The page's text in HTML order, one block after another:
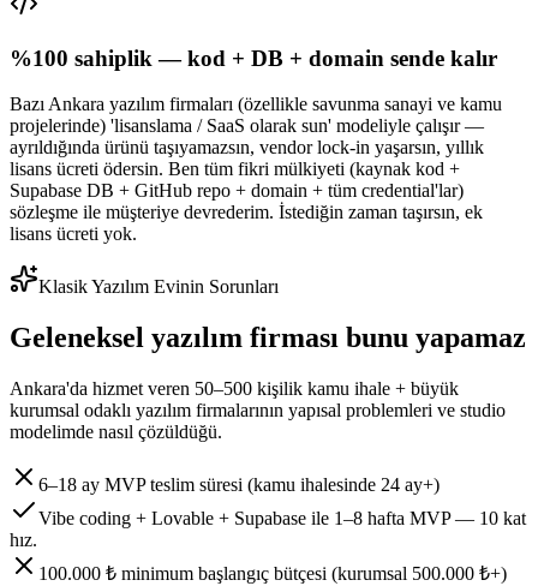
%100 sahiplik — kod + DB + domain sende kalır
Bazı Ankara yazılım firmaları (özellikle savunma sanayi ve kamu
projelerinde) 'lisanslama / SaaS olarak sun' modeliyle çalışır —
ayrıldığında ürünü taşıyamazsın, vendor lock-in yaşarsın, yıllık
lisans ücreti ödersin. Ben tüm fikri mülkiyeti (kaynak kod +
Supabase DB + GitHub repo + domain + tüm credential'lar)
sözleşme ile müşteriye devrederim. İstediğin zaman taşırsın, ek
lisans ücreti yok.
Klasik Yazılım Evinin Sorunları
Geleneksel yazılım firması bunu yapamaz
Ankara'da hizmet veren 50–500 kişilik kamu ihale + büyük
kurumsal odaklı yazılım firmalarının yapısal problemleri ve studio
modelimde nasıl çözüldüğü.
6–18 ay MVP teslim süresi (kamu ihalesinde 24 ay+)
Vibe coding + Lovable + Supabase ile 1–8 hafta MVP — 10 kat
hız.
100.000 ₺ minimum başlangıç bütçesi (kurumsal 500.000 ₺+)